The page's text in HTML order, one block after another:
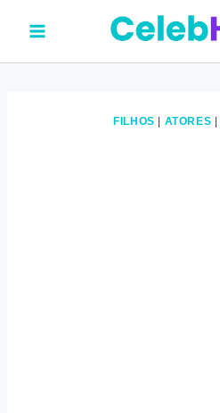
o
FILHOS ATORES